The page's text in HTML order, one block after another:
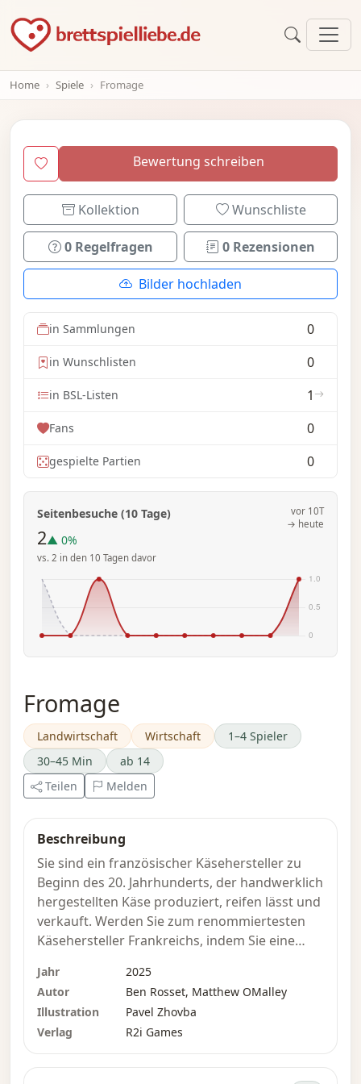
Home Spiele Fromage
Bewertung schreiben
Kollektion Wunschliste
0 Regelfragen 0 Rezensionen
Bilder hochladen
in Sammlungen 0
in Wunschlisten 0
in BSL-Listen 1
Fans 0
gespielte Partien 0
Seitenbesuche (10 Tage)
2▲ 0%
vs. 2 in den 10 Tagen davor
vor 10T
→ heute
Fromage
Landwirtschaft Wirtschaft
1–4 Spieler
30–45 Min
ab 14
Teilen
Melden
Beschreibung
Sie sind ein französischer Käsehersteller zu
Beginn des 20. Jahrhunderts, der handwerklich
hergestellten Käse produziert, reifen lässt und
verkauft. Werden Sie zum renommiertesten
Käsehersteller Frankreichs, indem Sie eine
außergewöhnlichen Käse herstellen.
Fromage ist ein simultanes Worker-Placement-
Spiel, bei dem die Spieler Arbeiter platzieren,
Jahr
2025
Autor
Ben Rosset, Matthew OMalley
Illustration
Pavel Zhovba
Verlag
R2i Games